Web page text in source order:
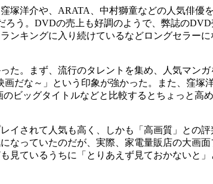
洋介や、ARATA、中村獅童などの人気俳優
う。DVDの売上も好調のようで、弊誌の
ンキングに入り続けているなどロングセラー
。まず、流行のタレントを集め、人気マンガ
だな～」という印象が強かった。また、窪塚
ビッグタイトルなどと比較するとちょっと高
イされて人気も高く、しかも「高画質」との
なっていたのだが、実際、家電量販店の大画
見ているうちに「とりあえず見ておかないと」